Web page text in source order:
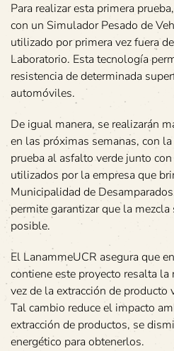
Para realizar esta primera
con un Simulador Pesado de
utilizado por primera vez fuera
Laboratorio. Esta tecnología
resistencia de determinada
automóviles.
De igual manera, se realizarán
en las próximas semanas, con
prueba al asfalto verde junto
utilizados por la empresa que
Municipalidad de
permite garantizar que la
posible.
El LanammeUCR asegura que
contiene este proyecto resalta
vez de la extracción de producto
Tal cambio reduce el impacto
extracción de productos, se
energético para obtenerlos.